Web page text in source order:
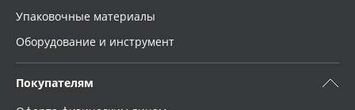
Упаковочные материалы
Оборудование и инструмент
Покупателям